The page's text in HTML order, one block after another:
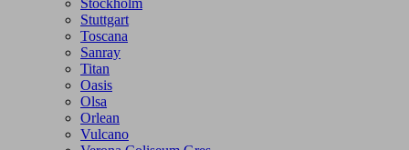
Stuttgart
Toscana
Sanray
Titan
Oasis
Olsa
Orlean
Vulcano